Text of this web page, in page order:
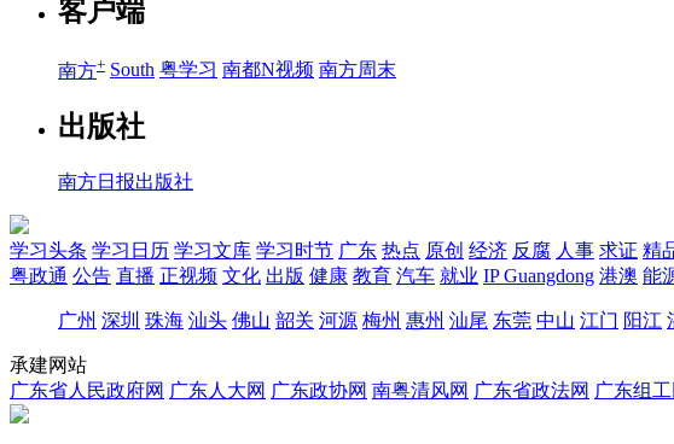
客户端
南方+ South 粤学习 南都N视频 南方周末
出版社
南方日报出版社
学习头条 学习日历 学习文库 学习时节 广东 热点 原创 经济 反腐 人事 求证 精
粤政通 公告 直播 正视频 文化 出版 健康 教育 汽车 就业 IP Guangdong 港澳 能
广州 深圳 珠海 汕头 佛山 韶关 河源 梅州 惠州 汕尾 东莞 中山 江门 阳江
承建网站
广东省人民政府网 广东人大网 广东政协网 南粤清风网 广东省政法网 广东组工